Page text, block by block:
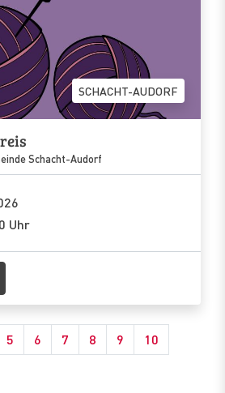
SCHACHT-AUDORF
Schacht-Audorf
Uhr
5 6 7 8 9 10